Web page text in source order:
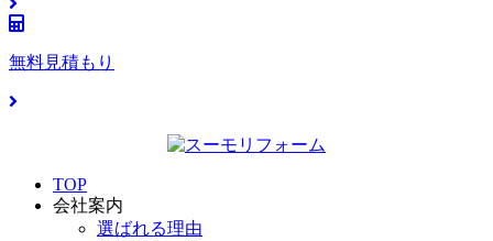
無料見積もり
TOP
会社案内
選ばれる理由